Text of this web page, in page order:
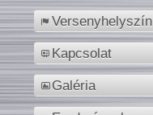
Versenyhelyszín
Kapcsolat
Galéria